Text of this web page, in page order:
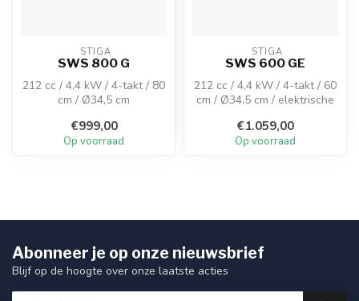
STIGA
SWS 800 G
212 cc / 4,4 kW / 4-takt / 80
cm / Ø34,5 cm
€999,00
Op voorraad
STIGA
SWS 600 GE
212 cc / 4,4 kW / 4-takt / 60
cm / Ø34,5 cm / elektrische
€1.059,00
Op voorraad
Abonneer je op onze nieuwsbrief
Blijf op de hoogte over onze laatste acties